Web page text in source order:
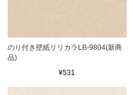
のり付き壁紙リリカラLB-9804(新商
品)
¥531